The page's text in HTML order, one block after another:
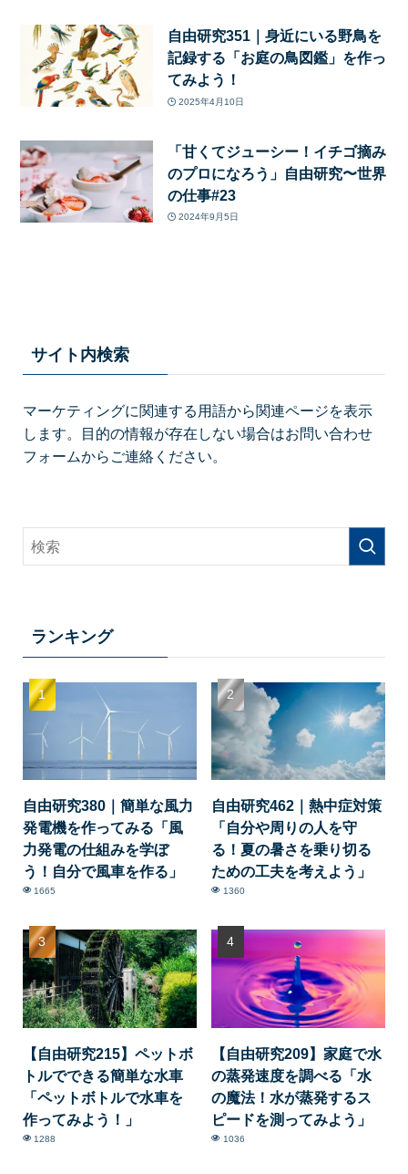
自由研究351｜身近にいる野鳥を
記録する「お庭の鳥図鑑」を作っ
てみよう！
2025年4月10日
「甘くてジューシー！イチゴ摘み
のプロになろう」自由研究〜世界
の仕事#23
2024年9月5日
サイト内検索
マーケティングに関連する用語から関連ページを表示
します。目的の情報が存在しない場合はお問い合わせ
フォームからご連絡ください。
ランキング
自由研究380｜簡単な風力
発電機を作ってみる「風
力発電の仕組みを学ぼ
う！自分で風車を作る」
1665
自由研究462｜熱中症対策
「自分や周りの人を守
る！夏の暑さを乗り切る
ための工夫を考えよう」
1360
【自由研究215】ペットボ
トルでできる簡単な水車
「ペットボトルで水車を
作ってみよう！」
1288
【自由研究209】家庭で水
の蒸発速度を調べる「水
の魔法！水が蒸発するス
ピードを測ってみよう」
1036